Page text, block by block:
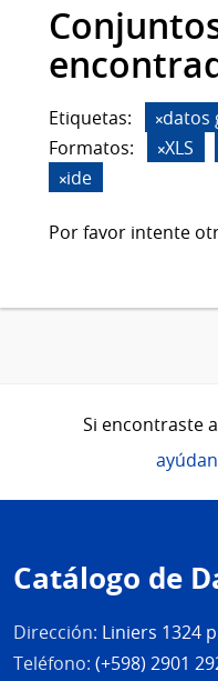
Etiquetas: datos
Formatos:
XLS
ide
Por favor intente
Si encontraste
de
página
Catálogo de
Dirección: Liniers 1324
Teléfono: (+598) 2901